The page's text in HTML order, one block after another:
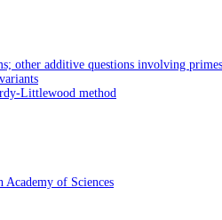
other additive questions involving primes
Littlewood method
of Sciences